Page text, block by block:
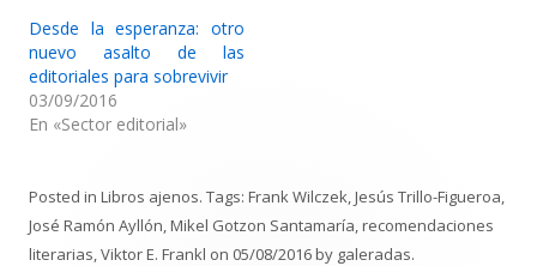
Desde la esperanza: otro
nuevo asalto de las
editoriales para sobrevivir
03/09/2016
En «Sector editorial»
Posted in Libros ajenos. Tags: Frank Wilczek,Jesús Trillo-Figueroa,
José Ramón Ayllón,Mikel Gotzon Santamaría,recomendaciones
literarias,Viktor E. Frankl on 05/08/2016by galeradas.